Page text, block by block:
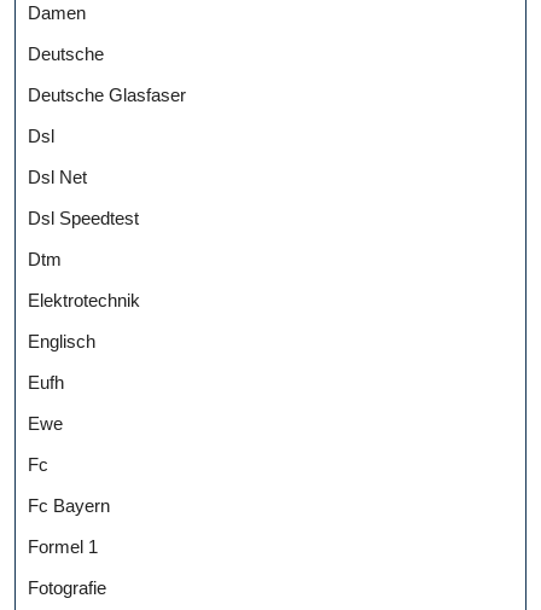
Damen
Deutsche
Deutsche Glasfaser
Dsl
Dsl Net
Dsl Speedtest
Dtm
Elektrotechnik
Englisch
Eufh
Ewe
Fc
Fc Bayern
Formel 1
Fotografie